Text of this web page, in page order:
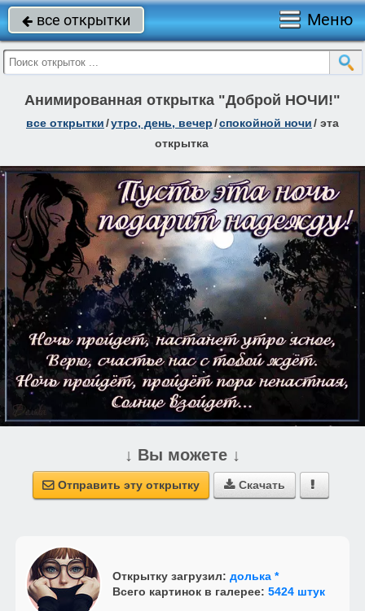
 все открытки Меню
Анимированная открытка "Доброй НОЧИ!"
все открытки/утро, день, вечер/спокойной ночи/ эта
открытка
↓ Вы можете ↓
 Отправить эту открытку  Скачать 
Открытку загрузил: долька *
Всего картинок в галерее: 5424 штук